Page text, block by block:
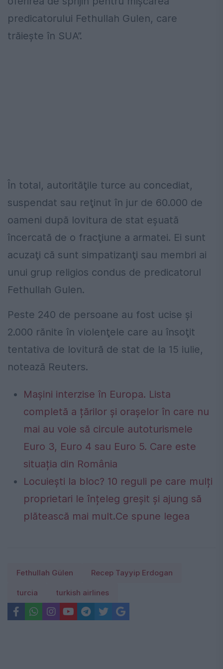
predicatorului Fethullah Gulen, care
trăieşte în SUA”.
În total, autorităţile turce au concediat,
suspendat sau reţinut în jur de 60.000 de
oameni după lovitura de stat eşuată
încercată de o fracţiune a armatei. Ei sunt
acuzaţi că sunt simpatizanţi sau membri ai
unui grup religios condus de predicatorul
Fethullah Gulen.
Peste 240 de persoane au fost ucise şi
2.000 rănite în violenţele care au însoţit
tentativa de lovitură de stat de la 15 iulie,
notează Reuters.
Mașini interzise în Europa. Lista
completă a țărilor și orașelor în care nu
mai au voie să circule autoturismele
Euro 3, Euro 4 sau Euro 5. Care este
situația din România
Locuiești la bloc? 10 reguli pe care mulți
proprietari le înțeleg greșit și ajung să
plătească mai mult.Ce spune legea
Fethullah Gülen Recep Tayyip Erdogan
turcia turkish airlines